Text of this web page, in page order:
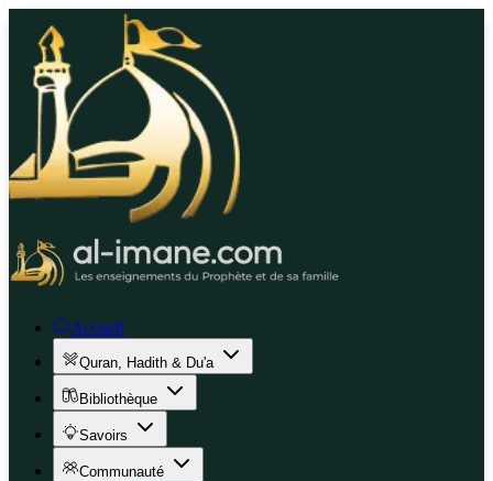
Accueil
Quran, Hadith & Du'a
Bibliothèque
Savoirs
Communauté